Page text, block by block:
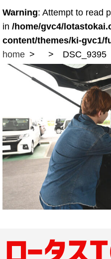
Warning: Attempt to read
in /home/gvc4/
content/themes/ki-gvc1/
home
DSC_9395